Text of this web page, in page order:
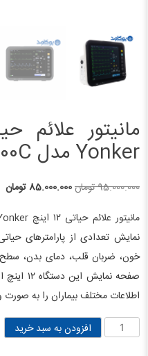
Yonker مدل YK-8000C
95.000.000تومانقیمت
95.000.000 تومان
بود.
85.000.000تومان
مانیتور علائم حیاتی ۱۲ اینچ Yonker مدل YK-8000C قادر به اندازه‌گ
صفحه
اطلاعات مختلف بیماران را به
مانیتور
افزودن به سبد خرید